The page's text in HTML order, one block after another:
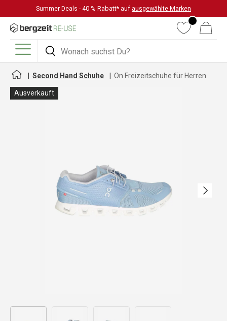
DIREKT ZUM INHALT
Summer Deals - 40 % Rabatt* auf ausgewählte Marken
Suchen
Suchen
WunschlisteWarenkorb
Menü
Second Hand Schuhe On Freizeitschuhe für Herren
Ausverkauft
Nächste